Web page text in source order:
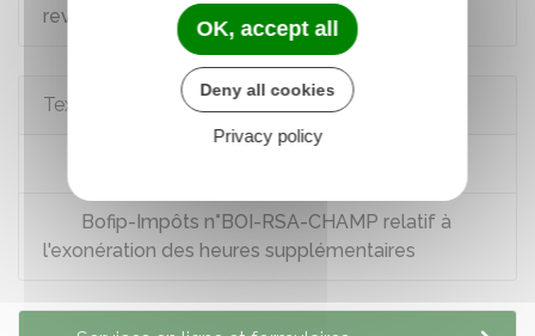
revenus de 2024
Textes de référence
Bofip-Impôts n°BOI-RSA-CHAMP relatif à
l'exonération des heures supplémentaires
OK, accept all
Deny all cookies
Privacy policy